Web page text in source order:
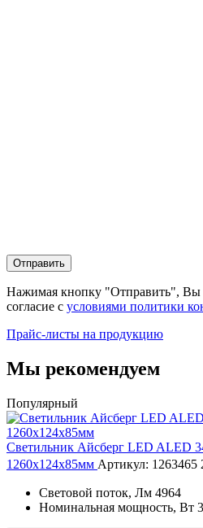
Отправить
Нажимая кнопку "Отправить", Вы
согласие с условиями политики
Прайс-листы на продукцию
Мы рекомендуем
Популярный
Светильник Айсберг LED ALED
1260х124х85мм Артикул: 1263465
Световой поток, Лм 4964
Номинальная мощность, Вт